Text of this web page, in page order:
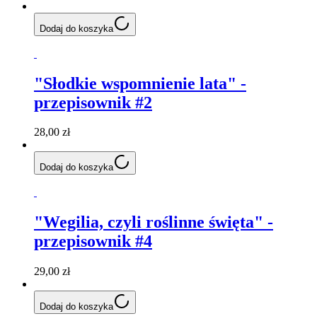
Dodaj do koszyka
"Słodkie wspomnienie lata" -
przepisownik #2
28,00 zł
Dodaj do koszyka
"Wegilia, czyli roślinne święta" -
przepisownik #4
29,00 zł
Dodaj do koszyka